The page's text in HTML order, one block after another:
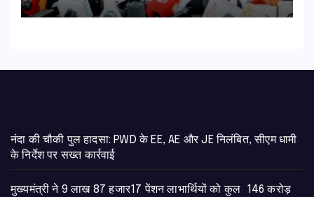
नंदा की चौकी पुल हादसा: PWD के EE, AE और JE निलंबित, सीएम धामी
के निर्देश पर सख्त कार्रवाई
मुख्यमंत्री ने 9 लाख 87 हजार17 पेंशन लाभार्थियों को कुल 146 करोड़